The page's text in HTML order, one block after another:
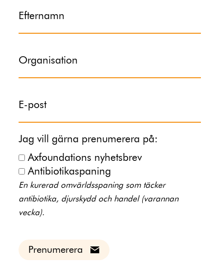
Efternamn
Organisation
E-post
Jag vill gärna prenumerera på:
Axfoundations nyhetsbrev
Antibiotikaspaning
En kurerad omvärldsspaning som täcker
antibiotika, djurskydd och handel (varannan
vecka).
Prenumerera